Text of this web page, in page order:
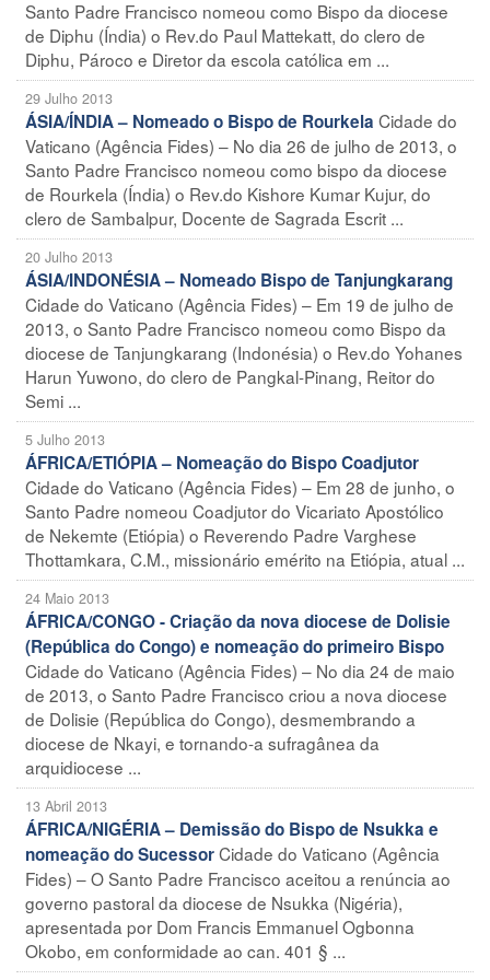
Santo Padre Francisco nomeou como Bispo da diocese
de Diphu (Índia) o Rev.do Paul Mattekatt, do clero de
Diphu, Pároco e Diretor da escola católica em ...
29 Julho 2013
ÁSIA/ÍNDIA – Nomeado o Bispo de Rourkela Cidade do
Vaticano (Agência Fides) – No dia 26 de julho de 2013, o
Santo Padre Francisco nomeou como bispo da diocese
de Rourkela (Índia) o Rev.do Kishore Kumar Kujur, do
clero de Sambalpur, Docente de Sagrada Escrit ...
20 Julho 2013
ÁSIA/INDONÉSIA – Nomeado Bispo de Tanjungkarang
Cidade do Vaticano (Agência Fides) – Em 19 de julho de
2013, o Santo Padre Francisco nomeou como Bispo da
diocese de Tanjungkarang (Indonésia) o Rev.do Yohanes
Harun Yuwono, do clero de Pangkal-Pinang, Reitor do
Semi ...
5 Julho 2013
ÁFRICA/ETIÓPIA – Nomeação do Bispo Coadjutor
Cidade do Vaticano (Agência Fides) – Em 28 de junho, o
Santo Padre nomeou Coadjutor do Vicariato Apostólico
de Nekemte (Etiópia) o Reverendo Padre Varghese
Thottamkara, C.M., missionário emérito na Etiópia, atual ...
24 Maio 2013
ÁFRICA/CONGO - Criação da nova diocese de Dolisie
(República do Congo) e nomeação do primeiro Bispo
Cidade do Vaticano (Agência Fides) – No dia 24 de maio
de 2013, o Santo Padre Francisco criou a nova diocese
de Dolisie (República do Congo), desmembrando a
diocese de Nkayi, e tornando-a sufragânea da
arquidiocese ...
13 Abril 2013
ÁFRICA/NIGÉRIA – Demissão do Bispo de Nsukka e
nomeação do SucessorCidade do Vaticano (Agência
Fides) – O Santo Padre Francisco aceitou a renúncia ao
governo pastoral da diocese de Nsukka (Nigéria),
apresentada por Dom Francis Emmanuel Ogbonna
Okobo, em conformidade ao can. 401 § ...